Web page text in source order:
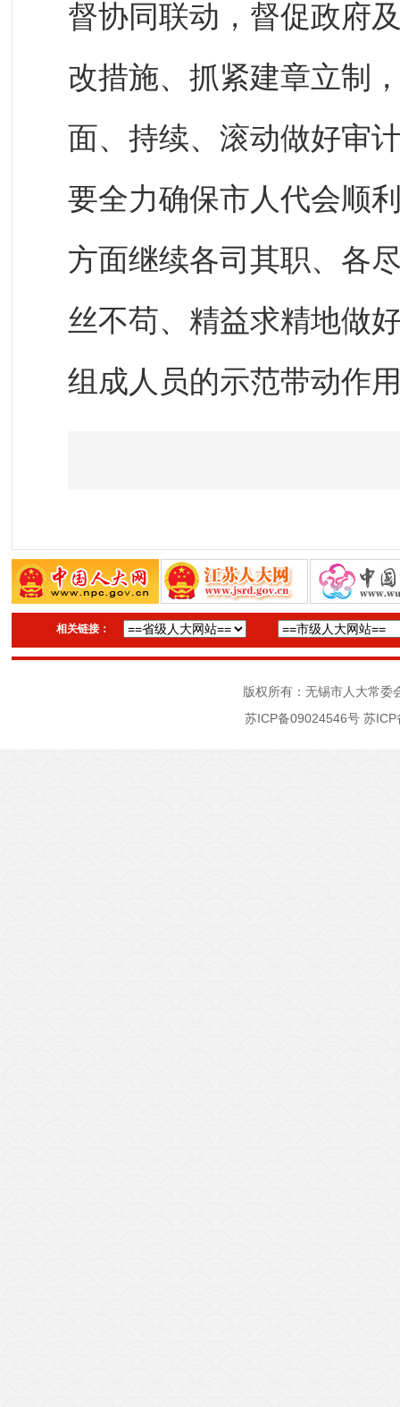
督协同联动，督促政府
改措施、抓紧建章立制
面、持续、滚动做好审
要全力确保市人代会顺
方面继续各司其职、各
丝不苟、精益求精地做
组成人员的示范带动作
相关链接：
版权所有：无锡市人大常
苏ICP备09024546号 苏ICP